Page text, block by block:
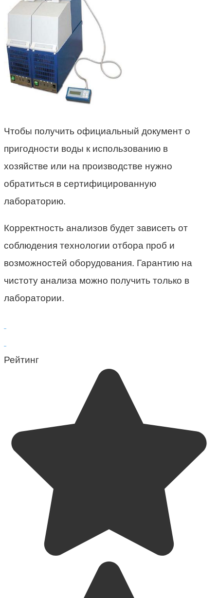
Чтобы получить официальный документ о
пригодности воды к использованию в
хозяйстве или на производстве нужно
обратиться в сертифицированную
лабораторию.
Корректность анализов будет зависеть от
соблюдения технологии отбора проб и
возможностей оборудования. Гарантию на
чистоту анализа можно получить только в
лаборатории.
Рейтинг